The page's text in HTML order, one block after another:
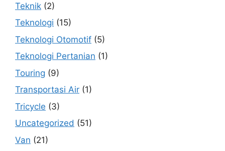
Teknik (2)
Teknologi (15)
Teknologi Otomotif (5)
Teknologi Pertanian (1)
Touring (9)
Transportasi Air (1)
Tricycle (3)
Uncategorized (51)
Van (21)